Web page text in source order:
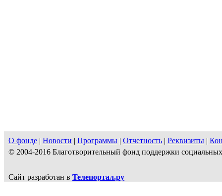
О фонде | Новости | Программы | Отчетность | Реквизиты |
© 2004-2016 Благотворительный фонд поддержки
Сайт разработан в Телепортал.ру